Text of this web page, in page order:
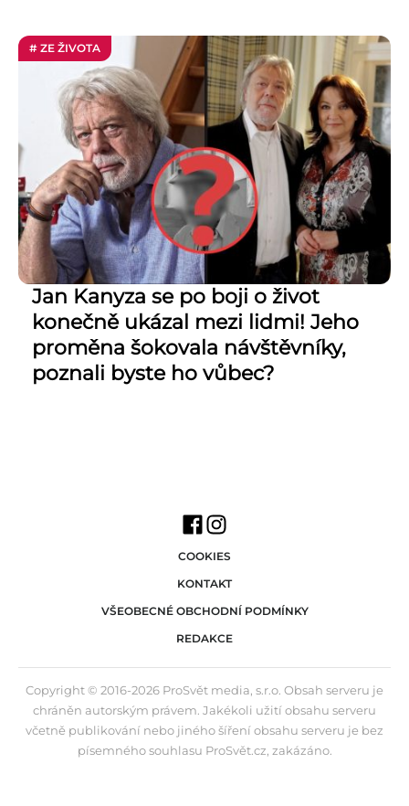
# ZE ŽIVOTA
Jan Kanyza se po boji o život
konečně ukázal mezi lidmi! Jeho
proměna šokovala návštěvníky,
poznali byste ho vůbec?
COOKIES
KONTAKT
VŠEOBECNÉ OBCHODNÍ PODMÍNKY
REDAKCE
Copyright © 2016-2026 ProSvět media, s.r.o. Obsah serveru je
chráněn autorským právem. Jakékoli užití obsahu serveru
včetně publikování nebo jiného šíření obsahu serveru je bez
písemného souhlasu ProSvět.cz, zakázáno.